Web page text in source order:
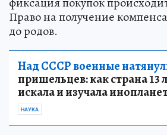
Право на получение
до родов.
Над СССР военные
пришельцев: как страна 13
искала и изучала
НАУКА